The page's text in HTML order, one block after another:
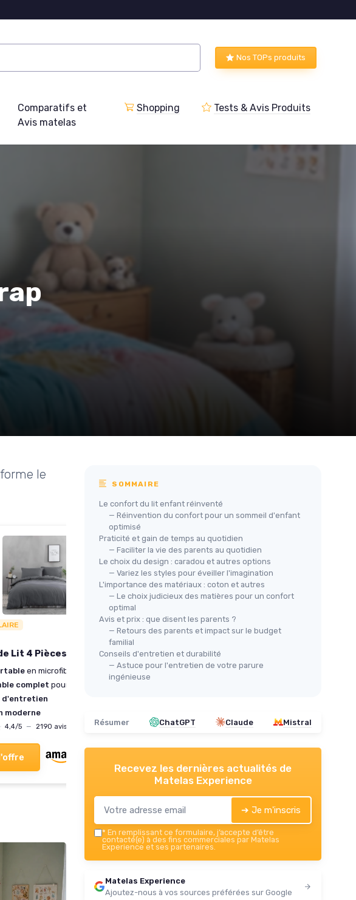
Nos TOPs produits
Comparatifs et
Avis matelas
Shopping Tests & Avis Produits
le
Lit 4 Pièces Gris
en microfibre
complet pour 2 personnes
d'entretien
moderne
4,4/5 — 2190 avis
🔥 POPULAIRE
Doudou Réversible en Microfibre
220x240 cm
＋ Design moderneen gris et noir
Voir l'offre
SOMMAIRE
Le confort du lit enfant réinventé
— Réinvention du confort pour un sommeil d'enfant
optimisé
Praticité et gain de temps au quotidien
— Faciliter la vie des parents au quotidien
Le choix du design : caradou et autres options
— Variez les styles pour éveiller l'imagination
L'importance des matériaux : coton et autres
— Le choix judicieux des matières pour un confort
optimal
Avis et prix : que disent les parents ?
— Retours des parents et impact sur le budget
familial
Conseils d'entretien et durabilité
— Astuce pour l'entretien de votre parure
ingénieuse
Résumer ChatGPT Claude Mistral
Recevez les dernières actualités de
Matelas Experience
➔ Je m'inscris
* En remplissant ce formulaire, j’accepte d’être
contacté(e) à des fins commerciales par Matelas
Experience et ses partenaires.
Matelas Experience
Ajoutez-nous à vos sources préférées sur Google